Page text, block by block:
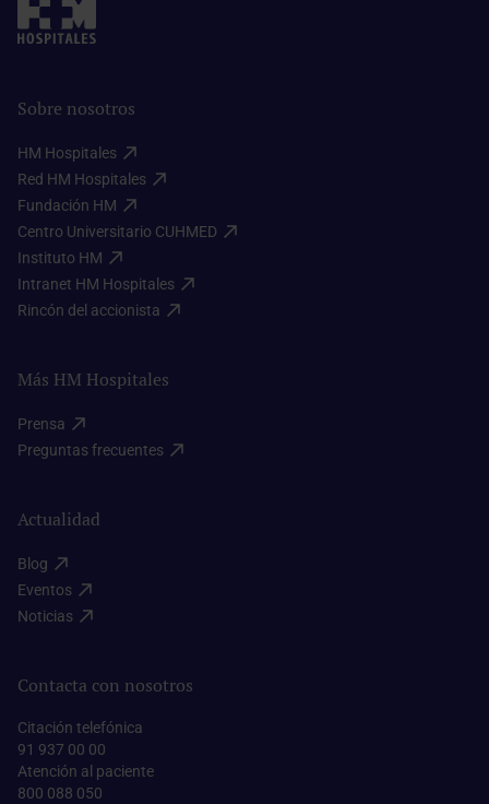
Sobre nosotros
HM Hospitales​
Red HM Hospitales​
Fundación HM​
Centro Universitario CUHMED​
Instituto HM​
Intranet HM Hospitales​
Rincón del accionista​
Más HM Hospitales
Prensa​
Preguntas frecuentes​
Actualidad
Blog​
Eventos​
Noticias​
Contacta con nosotros
Citación telefónica
91 937 00 00
Atención al paciente
800 088 050